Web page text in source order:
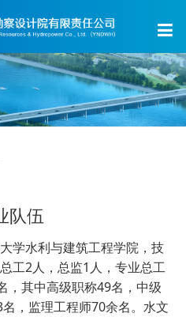
队伍
学水利与建筑工程学院，技
工2人，总监1人，专业总工
，其中高级职称49名，中级
，监理工程师70余名。水文